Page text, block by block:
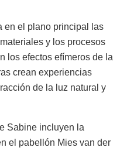
en el plano principal las
y los procesos
los efectos efímeros de la
crean experiencias
de la luz natural y
Sabine incluyen la
el pabellón Mies van der